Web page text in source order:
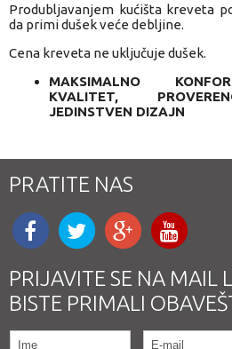
Produbljavanjem kućišta kreveta
da primi dušek veće debljine.
Cena kreveta ne uključuje dušek.
MAKSIMALNO
KVALITET,
JEDINSTVEN DIZAJN
PRATITE NAS
PRIJAVITE SE NA MAIL
BISTE PRIMALI